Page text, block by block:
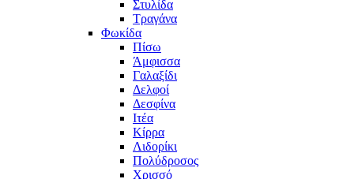
Στυλίδα
Τραγάνα
Φωκίδα
Πίσω
Άμφισσα
Γαλαξίδι
Δελφοί
Δεσφίνα
Ιτέα
Κίρρα
Λιδορίκι
Πολύδροσος
Χρισσό